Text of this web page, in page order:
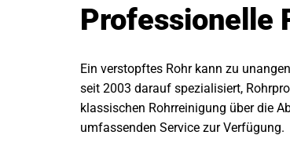
Professionelle
Ein verstopftes Rohr kann zu
seit 2003 darauf spezialisiert,
klassischen Rohrreinigung über die
umfassenden Service zur Verfügung.